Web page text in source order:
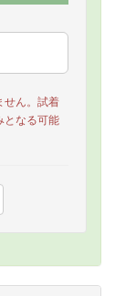
せん。試着
となる可能